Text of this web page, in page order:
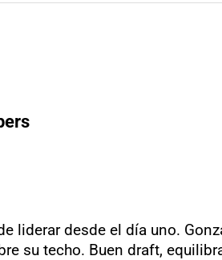
liderar desde el día uno.
su techo. Buen draft,